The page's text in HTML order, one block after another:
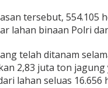
tersebut, 554.105
lahan binaan Polri
telah ditanam
2,83 juta ton
lahan seluas 16.656